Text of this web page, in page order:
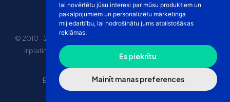
lai novērtētu jūsu interesi par mūsu produktiem un
pakalpojumiem un personalizētu mārketinga
mijiedarbību, lai nodrošinātu jums atbilstošākas
reklāmas.
Es piekrītu
Mainīt manas preferences
© 2010 - 2026 eshoprent prekinis ženklas saugomas. Kopijuoti
ir platinti svetainės turinį be sutikimo griežtai draudžiama.
Kainos nurodytos be PVM
E-veikala īres cena
“Dropshipping” e-veikals
Marketplace tirdzniecība